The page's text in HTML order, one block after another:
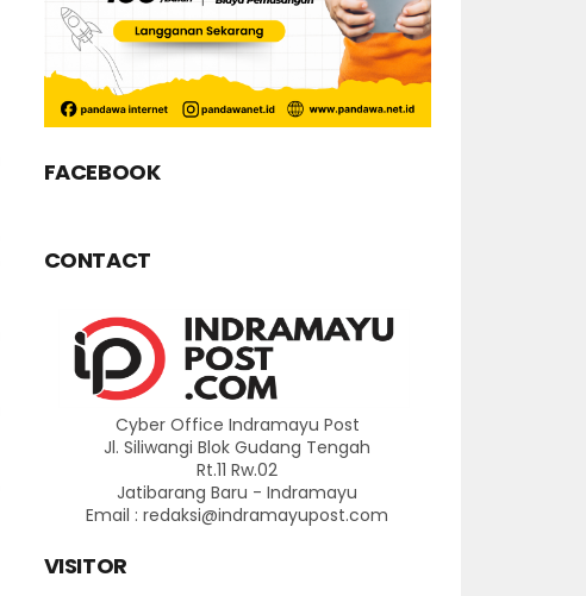
FACEBOOK
CONTACT
Cyber Office Indramayu Post
Jl. Siliwangi Blok Gudang Tengah
Rt.11 Rw.02
Jatibarang Baru - Indramayu
Email : redaksi@indramayupost.com
VISITOR